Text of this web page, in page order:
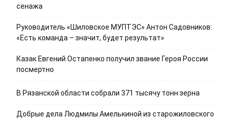
сенажа
Руководитель «Шиловское МУПТЭС» Антон Садовников:
«Есть команда – значит, будет результат»
Казак Евгений Остапенко получил звание Героя России
посмертно
В Рязанской области собрали 371 тысячу тонн зерна
Добрые дела Людмилы Амелькиной из старожиловского